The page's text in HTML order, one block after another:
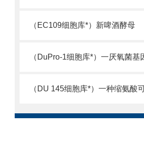
（EC109细胞库*）新啤酒酵母